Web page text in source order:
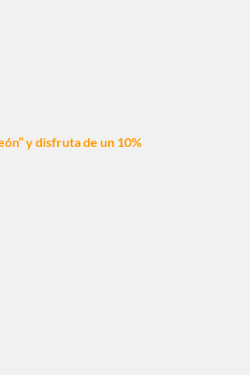
y disfruta de un 10%